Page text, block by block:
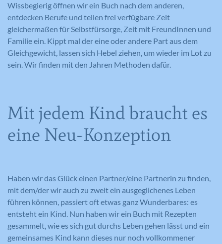
Wissbegierig öffnen wir ein Buch nach dem anderen,
entdecken Berufe und teilen frei verfügbare Zeit
gleichermaßen für Selbstfürsorge, Zeit mit FreundInnen und
Familie ein. Kippt mal der eine oder andere Part aus dem
Gleichgewicht, lassen sich Hebel ziehen, um wieder im Lot zu
sein. Wir finden mit den Jahren Methoden dafür.
Mit jedem Kind braucht es
eine Neu-Konzeption
Haben wir das Glück einen Partner/eine Partnerin zu finden,
mit dem/der wir auch zu zweit ein ausgeglichenes Leben
führen können, passiert oft etwas ganz Wunderbares: es
entsteht ein Kind. Nun haben wir ein Buch mit Rezepten
gesammelt, wie es sich gut durchs Leben gehen lässt und ein
gemeinsames Kind kann dieses nur noch vollkommener